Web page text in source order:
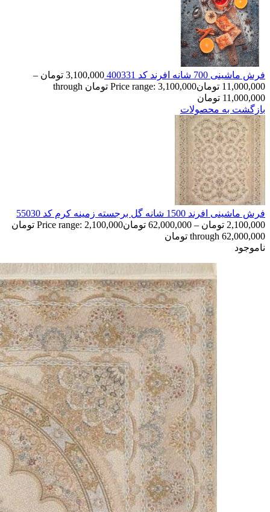
فرش ماشینی 700 شانه افرند كد 400331 3,100,000 تومان –
11,000,000 تومان
Price range: 3,100,000 تومان through
11,000,000 تومان
بازگشت به محصولات
فرش ماشینی افرند 1500 شانه گل برجسته زمینه کرم کد 55030
2,100,000 تومان –
62,000,000 تومان
Price range: 2,100,000 تومان
through 62,000,000 تومان
ناموجود